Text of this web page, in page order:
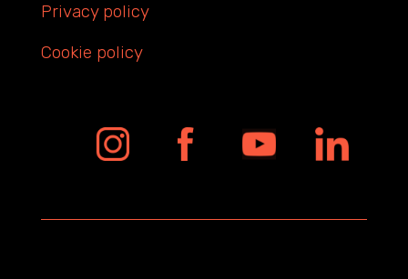
Privacy policy
Cookie policy